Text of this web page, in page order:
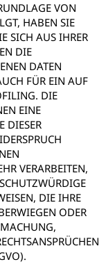
VON
HABEN SIE
SICH AUS IHRER
DIE
DATEN
FÜR EIN AUF
DIE
EINE
DIESER
VERARBEITEN,
DIE IHRE
ODER